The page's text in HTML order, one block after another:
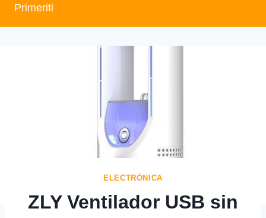
Primeriti
ELECTRÓNICA
ZLY Ventilador USB sin